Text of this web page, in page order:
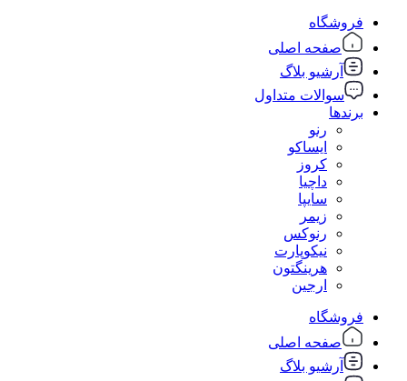
فروشگاه
صفحه اصلی
آرشیو بلاگ
سوالات متداول
برندها
رنو
ایساکو
کروز
داچیا
سایپا
زیمر
رنوکس
نیکوپارت
هرینگتون
ارجین
فروشگاه
صفحه اصلی
آرشیو بلاگ